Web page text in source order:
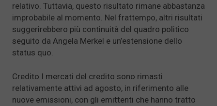
relativo. Tuttavia, questo risultato rimane abbastanza
improbabile al momento. Nel frattempo, altri risultati
suggerirebbero più continuità del quadro politico
seguito da Angela Merkel e un’estensione dello
status quo.
Credito I mercati del credito sono rimasti
relativamente attivi ad agosto, in riferimento alle
nuove emissioni, con gli emittenti che hanno tratto